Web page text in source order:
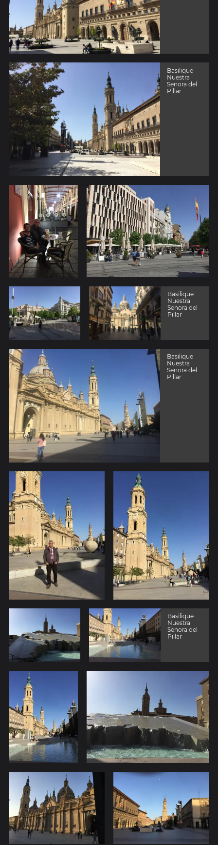
Basilique
Nuestra
Senora del
Pillar
Basilique
Nuestra
Senora del
Pillar
Basilique
Nuestra
Senora del
Pillar
Basilique
Nuestra
Senora del
Pillar